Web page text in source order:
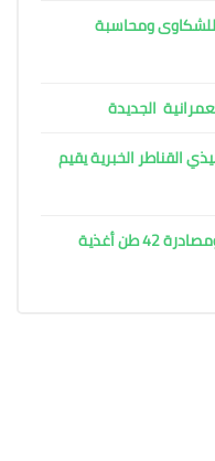
للشكاوى ومحاسبة
الجديدة
القناطر الخبرية يقيم
ضربة قوية لتجار اللحوم الفاسدة ومصادرة 42 طن أغذية